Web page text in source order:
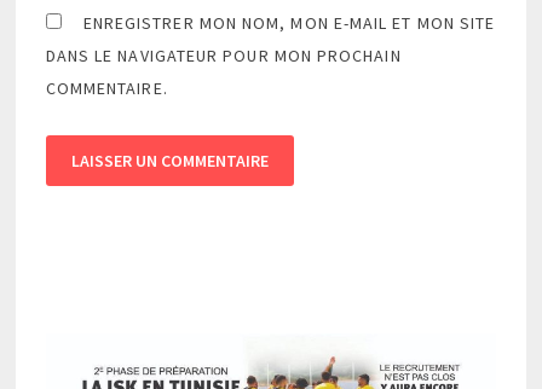
ENREGISTRER MON NOM, MON E-MAIL ET MON SITE
DANS LE NAVIGATEUR POUR MON PROCHAIN
COMMENTAIRE.